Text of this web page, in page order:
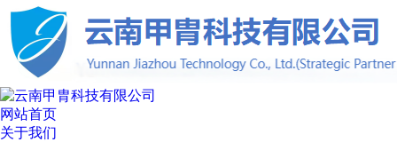
网站首页
关于我们